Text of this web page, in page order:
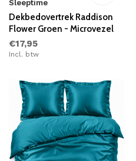
Sleeptime
Dekbedovertrek Raddison
Flower Groen - Microvezel
€17,95
Incl. btw